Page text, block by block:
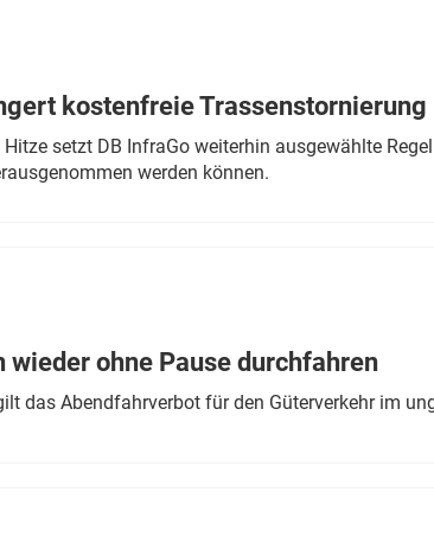
kostenfreie Trassenstornierung
setzt DB InfraGo weiterhin ausgewählte
werden können.
wieder ohne Pause durchfahren
das Abendfahrverbot für den Güterverkehr im